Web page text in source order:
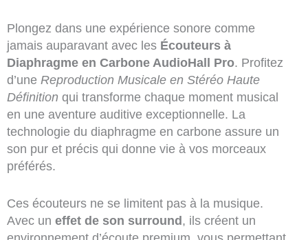
Plongez dans une expérience sonore comme
jamais auparavant avec les Écouteurs à
Diaphragme en Carbone AudioHall Pro. Profitez
d’une Reproduction Musicale en Stéréo Haute
Définition qui transforme chaque moment musical
en une aventure auditive exceptionnelle. La
technologie du diaphragme en carbone assure un
son pur et précis qui donne vie à vos morceaux
préférés.
Ces écouteurs ne se limitent pas à la musique.
Avec un effet de son surround, ils créent un